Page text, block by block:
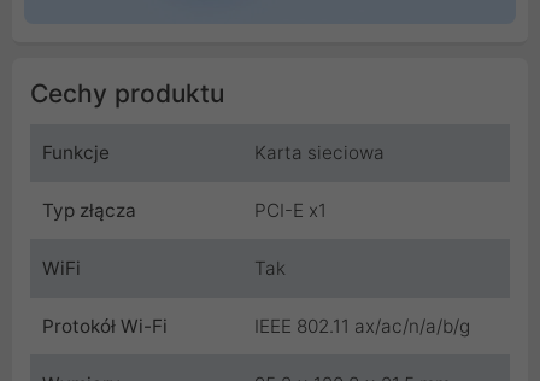
Cechy produktu
Funkcje Karta sieciowa
Typ złącza PCI-E x1
WiFi Tak
Protokół Wi-Fi IEEE 802.11 ax/ac/n/a/b/g